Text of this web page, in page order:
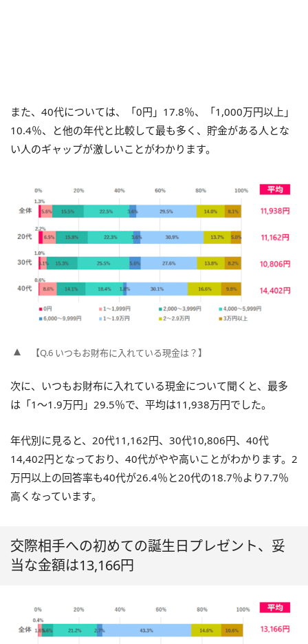
また、40代については、「0円」17.8％、「1,000万円以上」
10.4％、と他の年代と比較して最も多く、貯金がある人とな
い人のギャップが激しいことがわかります。
【Q.6 いつもお財布に入れている現金は？】
次に、いつもお財布に入れている現金について聞くと、最多
は「1～1.9万円」29.5％で、平均は11,938万円でした。
年代別に見ると、20代11,162円、30代10,806円、40代
14,402円となっており、40代がやや高いことがわかります。2
万円以上の回答率も40代が26.4％と20代の18.7％より7.7％
高くなっています。
交際相手への初めての誕生日プレゼント、妥
当な金額は13,166円